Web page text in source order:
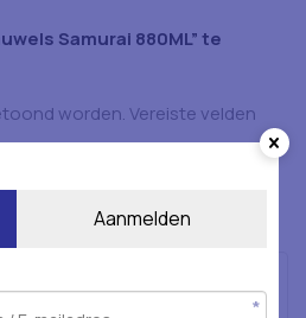
Samurai 880ML” te
worden.Vereiste velden
Aanmelden